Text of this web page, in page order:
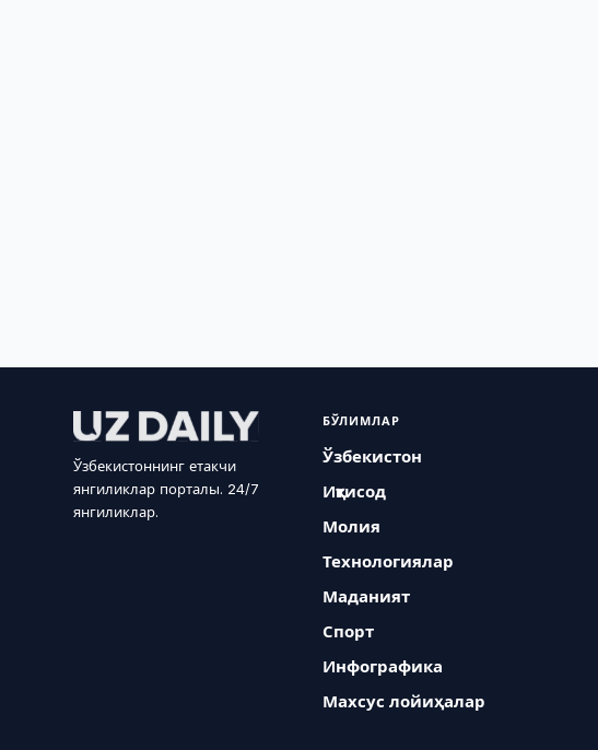
Ўзбекистоннинг етакчи
янгиликлар порталы. 24/7
янгиликлар.
БЎЛИМЛАР
Ўзбекистон
Иқтисод
Молия
Технологиялар
Маданият
Спорт
Инфографика
Махсус лойиҳалар